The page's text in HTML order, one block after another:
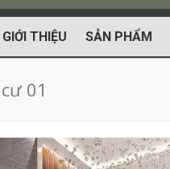
GIỚI THIỆU SẢN PHẨM
01